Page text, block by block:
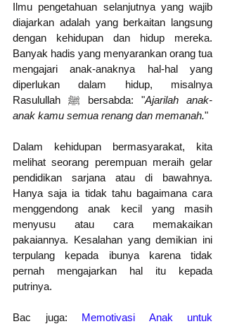
Ilmu pengetahuan selanjutnya yang wajib
diajarkan adalah yang berkaitan langsung
dengan kehidupan dan hidup mereka.
Banyak hadis yang menyarankan orang tua
mengajari anak-anaknya hal-hal yang
diperlukan dalam hidup, misalnya
Rasulullah ﷺ bersabda: "Ajarilah anak-
anak kamu semua renang dan memanah."
Dalam kehidupan bermasyarakat, kita
melihat seorang perempuan meraih gelar
pendidikan sarjana atau di bawahnya.
Hanya saja ia tidak tahu bagaimana cara
menggendong anak kecil yang masih
menyusu atau cara memakaikan
pakaiannya. Kesalahan yang demikian ini
terpulang kepada ibunya karena tidak
pernah mengajarkan hal itu kepada
putrinya.
Bac juga: Memotivasi Anak untuk